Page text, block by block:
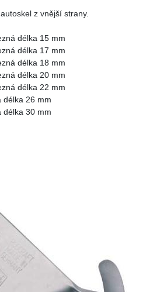
z vnější strany.
délka 15 mm
délka 17 mm
délka 18 mm
délka 20 mm
délka 22 mm
délka 26 mm
délka 30 mm